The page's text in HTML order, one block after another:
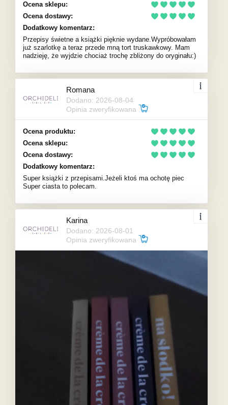
Ocena sklepu:
Ocena dostawy:
Dodatkowy komentarz:
Przepisy świetne a książki pięknie wydane.Wypróbowałam
już szarlotkę a teraz przede mną tort truskawkowy. Mam
nadzieję, że wyjdzie chociaż trochę zbliżony do oryginału:)
Romana
Dodano: 2026-08-04
Opinia zweryfikowana
Ocena produktu:
Ocena sklepu:
Ocena dostawy:
Dodatkowy komentarz:
Super książki z przepisami.Jeżeli ktoś ma ochotę piec
Super ciasta to polecam.
Karina
Dodano: 2026-08-01
Opinia zweryfikowana